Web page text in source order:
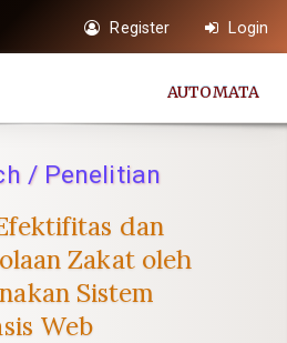
Register Login
AUTOMATA
/ Penelitian
dan
Zakat oleh
Sistem
Web